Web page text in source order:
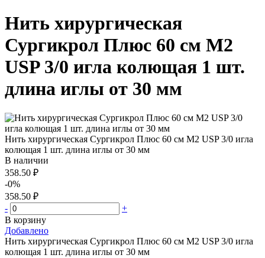
Нить хирургическая
Сургикрол Плюс 60 см М2
USP 3/0 игла колющая 1 шт.
длина иглы от 30 мм
Нить хирургическая Сургикрол Плюс 60 см М2 USP 3/0 игла
колющая 1 шт. длина иглы от 30 мм
В наличии
358.50 ₽
-0%
358.50 ₽
-
+
В корзину
Добавлено
Нить хирургическая Сургикрол Плюс 60 см М2 USP 3/0 игла
колющая 1 шт. длина иглы от 30 мм